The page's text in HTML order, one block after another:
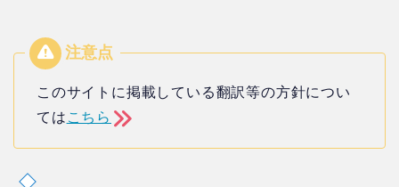
このサイトに掲載している翻訳等の方針につい
ては こちら